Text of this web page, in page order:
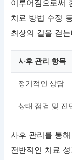
이루어짐으로써
치료 방법 수정
최상의 길을 걷
사후 관리 항목
정기적인 상담
상태 점검 및 진
사후 관리를 통
전반적인 치료